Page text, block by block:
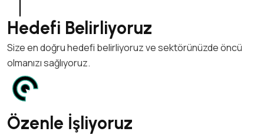
Hedefi Belirliyoruz
Size en doğru hedefi belirliyoruz ve sektörünüzde öncü
olmanızı sağlıyoruz.
Özenle İşliyoruz